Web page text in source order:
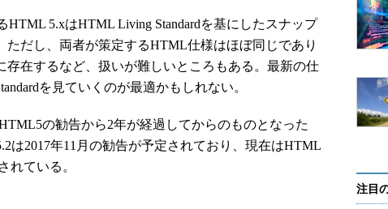
5.xはHTML Living Standardを基にしたスナップ
ただし、両者が策定するHTML仕様はほぼ同じであり
存在するなど、扱いが難しいところもある。最新の仕
を見ていくのが最適かもしれない。
の勧告から2年が経過してからのものとなった
は2017年11月の勧告が予定されており、現在はHTML
されている。
注目